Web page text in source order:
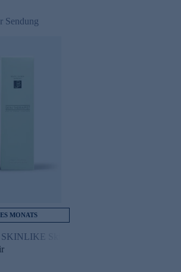
Sendung
MONATS
Skin Therapist